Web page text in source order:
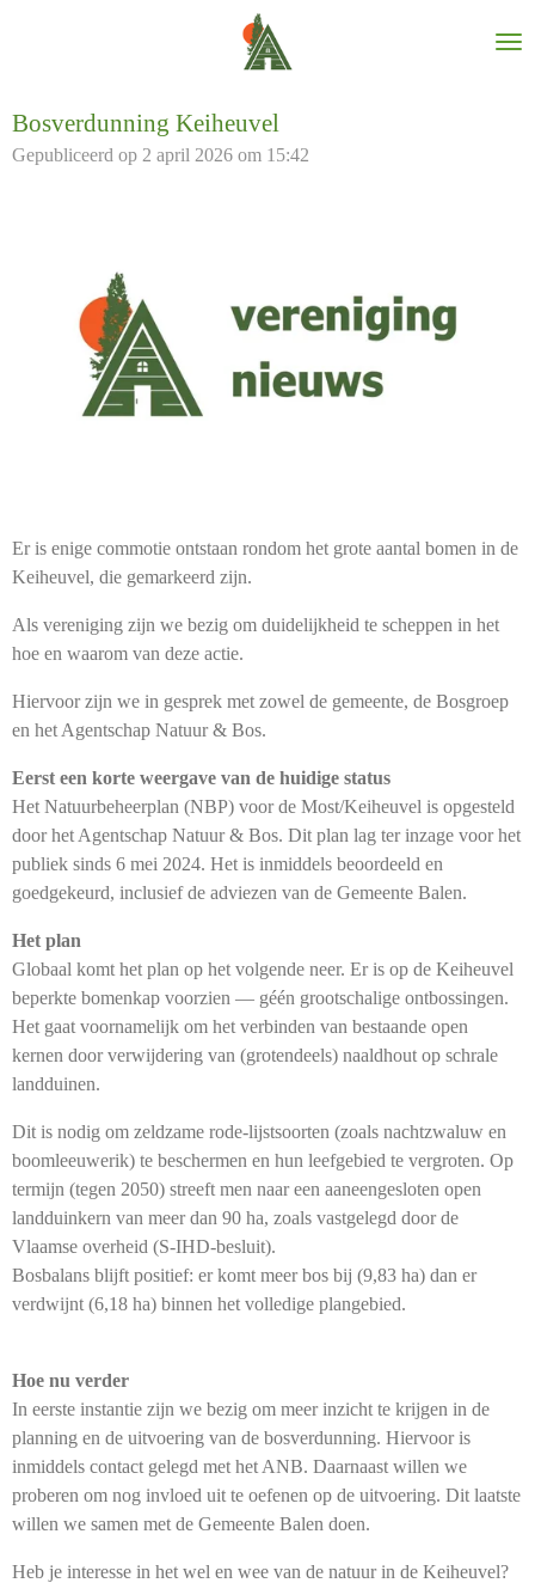
de
Bosverdunning Keiheuvel
Gepubliceerd op 2 april 2026 om 15:42
Er is enige commotie ontstaan rondom het grote aantal bomen in de
Keiheuvel, die gemarkeerd zijn.
Als vereniging zijn we bezig om duidelijkheid te scheppen in het
hoe en waarom van deze actie.
Hiervoor zijn we in gesprek met zowel de gemeente, de Bosgroep
en het Agentschap Natuur & Bos.
Eerst een korte weergave van de huidige status
Het Natuurbeheerplan (NBP) voor de Most/Keiheuvel is opgesteld
door het Agentschap Natuur & Bos. Dit plan lag ter inzage voor het
publiek sinds 6 mei 2024. Het is inmiddels beoordeeld en
goedgekeurd, inclusief de adviezen van de Gemeente Balen.
Het plan
Globaal komt het plan op het volgende neer. Er is op de Keiheuvel
beperkte bomenkap voorzien — géén grootschalige ontbossingen.
Het gaat voornamelijk om het verbinden van bestaande open
kernen door verwijdering van (grotendeels) naaldhout op schrale
landduinen.
Dit is nodig om zeldzame rode-lijstsoorten (zoals nachtzwaluw en
boomleeuwerik) te beschermen en hun leefgebied te vergroten. Op
termijn (tegen 2050) streeft men naar een aaneengesloten open
landduinkern van meer dan 90 ha, zoals vastgelegd door de
Vlaamse overheid (S-IHD-besluit).
Bosbalans blijft positief: er komt meer bos bij (9,83 ha) dan er
verdwijnt (6,18 ha) binnen het volledige plangebied.
Hoe nu verder
In eerste instantie zijn we bezig om meer inzicht te krijgen in de
planning en de uitvoering van de bosverdunning. Hiervoor is
inmiddels contact gelegd met het ANB. Daarnaast willen we
proberen om nog invloed uit te oefenen op de uitvoering. Dit laatste
willen we samen met de Gemeente Balen doen.
Heb je interesse in het wel en wee van de natuur in de Keiheuvel?